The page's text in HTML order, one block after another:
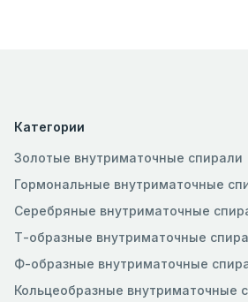
Категории
Золотые внутриматочные спирали
Гормональные внутриматочные
Серебряные внутриматочные
Т-образные внутриматочные
Ф-образные внутриматочные
Кольцеобразные внутриматочные